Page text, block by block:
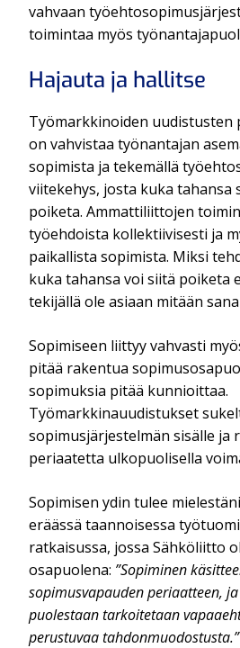
vahvaan
toimintaa myös
Hajauta ja hallitse
Työmarkkinoiden uudistusten
on vahvistaa työnantajan
sopimista ja tekemällä
viitekehys, josta kuka tahansa
poiketa. Ammattiliittojen
työehdoista kollektiivisesti ja
paikallista sopimista. Miksi
kuka tahansa voi siitä poiketa
tekijällä ole asiaan mitään
Sopimiseen liittyy vahvasti
pitää rakentua
sopimuksia pitää kunnioittaa.
Työmarkkinauudistukset
sopimusjärjestelmän sisälle ja
periaatetta ulkopuolisella
Sopimisen ydin tulee
eräässä taannoisessa
ratkaisussa, jossa Sähköliitto
osapuolena: ”Sopiminen
sopimusvapauden periaatteen,
puolestaan tarkoitetaan
perustuvaa tahdonmuodostusta.”